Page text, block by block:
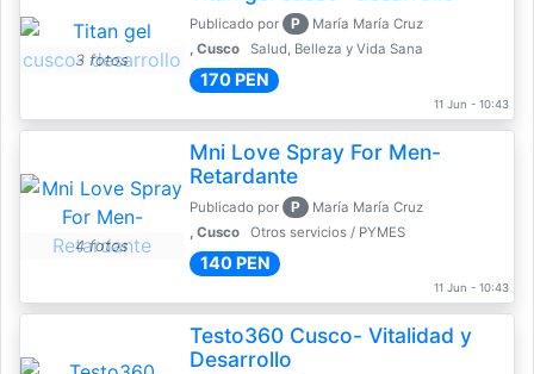
3 fotos
Publicado por P
María María Cruz
, Cusco
Salud, Belleza y Vida Sana
170 PEN
11 Jun - 10:43
4 fotos
Mni Love Spray For Men-
Retardante
Publicado por P
María María Cruz
, Cusco
Otros servicios / PYMES
140 PEN
11 Jun - 10:43
Testo360 Cusco- Vitalidad y
Desarrollo